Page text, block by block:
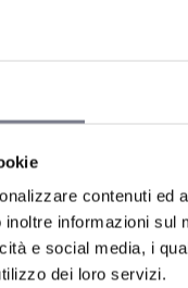
contenuti ed
informazioni
e social media, i
dei loro servizi.